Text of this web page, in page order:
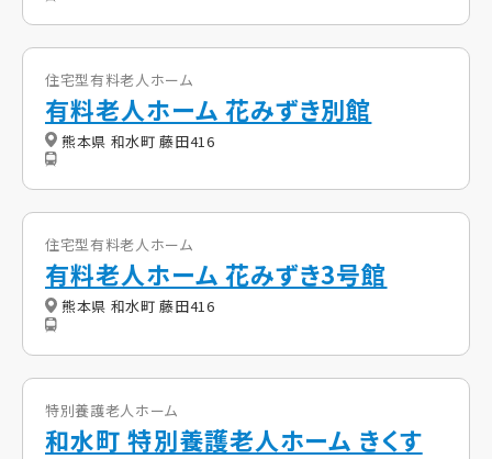
住宅型有料老人ホーム
有料老人ホーム 花みずき別館
熊本県 和水町 藤田416
住宅型有料老人ホーム
有料老人ホーム 花みずき3号館
熊本県 和水町 藤田416
特別養護老人ホーム
和水町 特別養護老人ホーム きくす